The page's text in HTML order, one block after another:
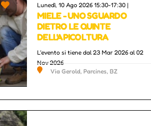
Lunedì, 10 Ago 2026 15:30-17:30 |
MIELE - UNO SGUARDO
DIETRO LE QUINTE
DELL'APICOLTURA
L'evento si tiene dal 23 Mar 2026 al 02
Nov 2026
Via Gerold, Parcines, BZ